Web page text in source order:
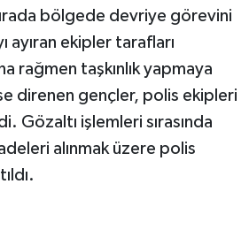
bölgede devriye görevini
ekipler tarafları
rağmen taşkınlık yapmaya
direnen gençler, polis ekipleri
Gözaltı işlemleri sırasında
alınmak üzere polis